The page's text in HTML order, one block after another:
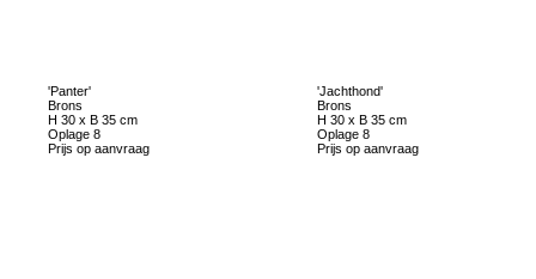
'Panter'
Brons
H 30 x B 35 cm
Oplage 8
Prijs op aanvraag
'Jachthond'
Brons
H 30 x B 35 cm
Oplage 8
Prijs op aanvraag